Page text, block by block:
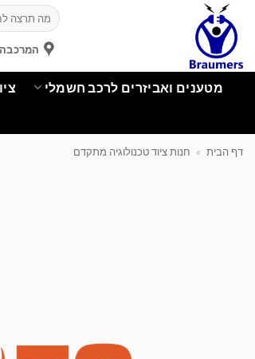
content
חיפוש
עבור:
המרכבה 25, חולון
מטענים ואביזרים לרכב חשמלי
דף הבית » חנות ציוד טכנולוגיה מתקדם